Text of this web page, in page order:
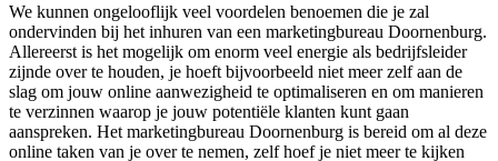
We kunnen ongelooflijk veel voordelen benoemen die je zal
ondervinden bij het inhuren van een marketingbureau Doornenburg.
Allereerst is het mogelijk om enorm veel energie als bedrijfsleider
zijnde over te houden, je hoeft bijvoorbeeld niet meer zelf aan de
slag om jouw online aanwezigheid te optimaliseren en om manieren
te verzinnen waarop je jouw potentiële klanten kunt gaan
aanspreken. Het marketingbureau Doornenburg is bereid om al deze
online taken van je over te nemen, zelf hoef je niet meer te kijken